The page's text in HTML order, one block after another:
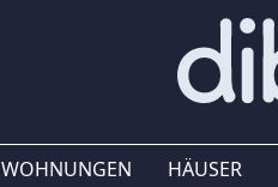
WOHNUNGEN HÄUSER